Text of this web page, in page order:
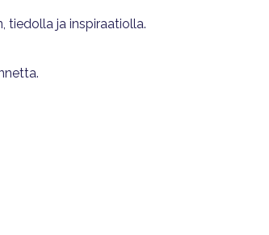
tiedolla ja inspiraatiolla.